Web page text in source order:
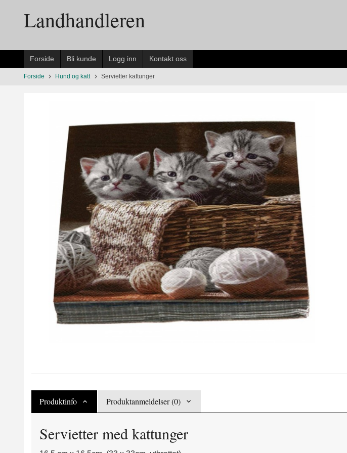
innholdetLandhandleren
Forside Bli kunde Logg inn Kontakt oss
Forside Hund og katt Servietter kattunger
Produktinfo Produktanmeldelser (0)
Servietter med kattunger